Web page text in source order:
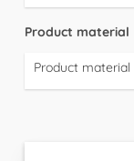
Product material
Product material